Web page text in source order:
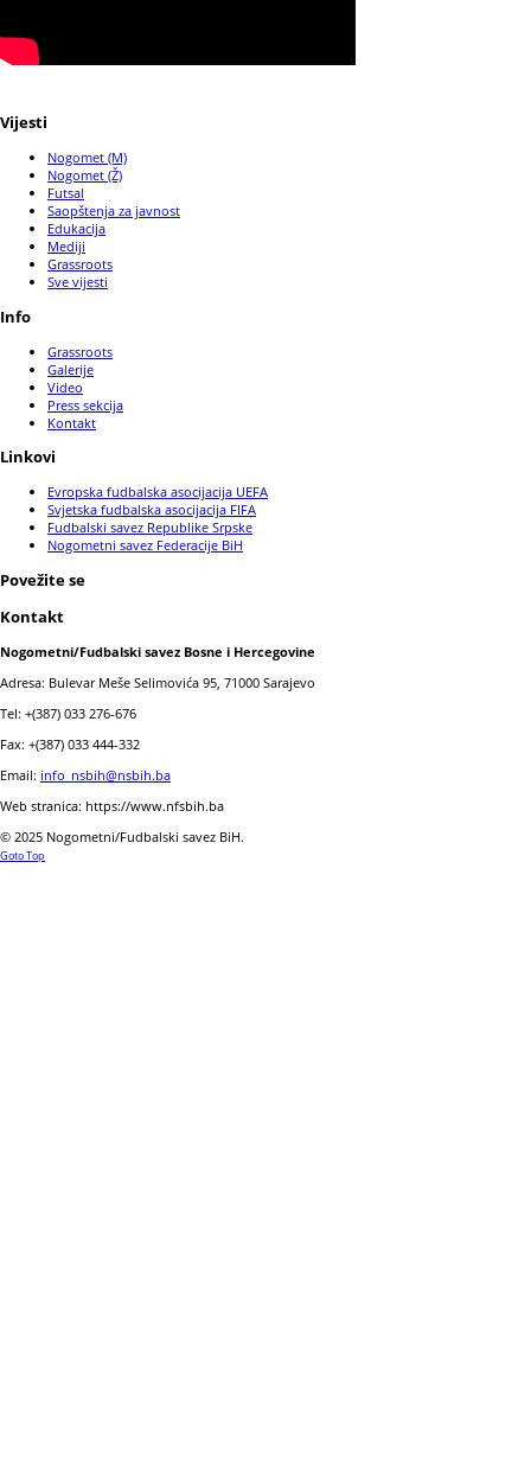
Vijesti
Nogomet (M)
Nogomet (Ž)
Futsal
Saopštenja za javnost
Edukacija
Mediji
Grassroots
Sve vijesti
Info
Grassroots
Galerije
Video
Press sekcija
Kontakt
Linkovi
Evropska fudbalska asocijacija UEFA
Svjetska fudbalska asocijacija FIFA
Fudbalski savez Republike Srpske
Nogometni savez Federacije BiH
Povežite se
Kontakt
Nogometni/Fudbalski savez Bosne i Hercegovine
Adresa: Bulevar Meše Selimovića 95, 71000 Sarajevo
Tel: +(387) 033 276-676
Fax: +(387) 033 444-332
Email: info_nsbih@nsbih.ba
Web stranica: https://www.nfsbih.ba
© 2025 Nogometni/Fudbalski savez BiH.
Goto Top